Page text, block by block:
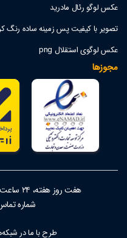
عکس لوگو رئال مادرید
تصویر با کیفیت پس زمینه ساده رنگ
عکس لوگوی استقلال png
مجوزها
هفت روز هفته، ۲۴ ساعت شبانه‌روز پاسخگوی شما هستیم
شماره
طرح با ما در